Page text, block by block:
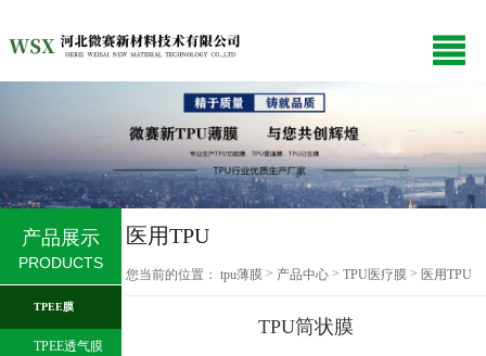
产品展示
PRODUCTS
TPEE膜
TPEE透气膜
医用TPU
您当前的位置： tpu薄膜 > 产品中心 >TPU医疗膜 >医用TPU
TPU筒状膜